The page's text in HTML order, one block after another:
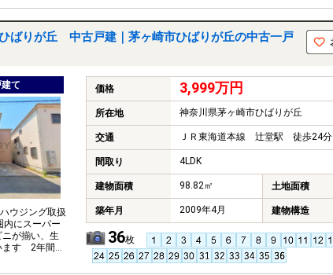
ばりが丘 中古戸建｜茅ヶ崎市ひばりが丘の中古一戸
て
ウジング取扱
内にスーパー
が揃い、生
ます 2年間の
価格 3,999万円
所在地 神奈川県茅ヶ崎市ひばりが丘
交通 ＪＲ東海道本線 辻堂駅 徒歩24分
間取り 4LDK
建物面積 98.82㎡ 土地面積
築年月 2009年4月 建物構造
36枚